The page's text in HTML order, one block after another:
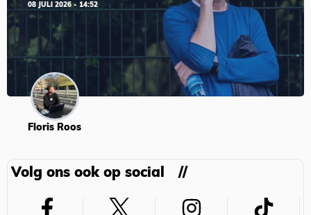
08 JULI 2026 - 14:52
Floris Roos
Volg ons ook op social